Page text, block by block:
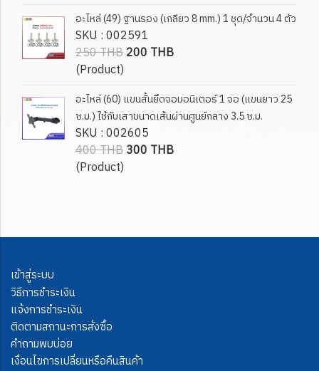
อะไหล่ (49) ฐานรอง (เกลียว 8 mm.) 1 ชุด/จำนวน 4 ตัว
SKU : 002591
250 THB200 THB
(Product)
อะไหล่ (60) แขนสั้นยึดจอมอนิเตอร์ 1 จอ (แขนยาว 25
ซ.ม.) ใช้กับเสาขนาดเส้นผ่านศูนย์กลาง 3.5 ซ.ม.
SKU : 002605
400 THB300 THB
(Product)
เข้าสู่ระบบ
วิธีการชำระเงิน
แจ้งการชำระเงิน
ติดตามสถานะการสั่งซื้อ
คำถามพบบ่อย
เงื่อนไขการเปลี่ยนหรือคืนสินค้า